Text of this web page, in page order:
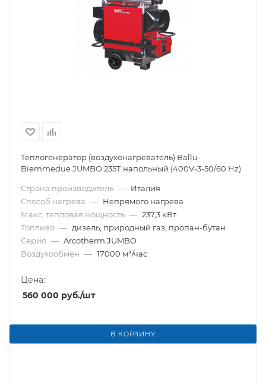
Теплогенератор (воздухонагреватель) Ballu-
Biemmedue JUMBO 235Т напольный (400V-3-50/60 Hz)
Страна производитель — Италия
Способ нагрева — Непрямого нагрева
Макс. тепловая мощность — 237,3 кВт
Топливо — дизель, природный газ, пропан-бутан
Серия — Arcotherm JUMBO
Воздухообмен — 17000 м³/час
Цена:
560 000 руб./шт
В КОРЗИНУ